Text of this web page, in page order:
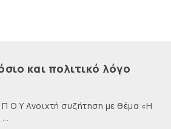
και πολιτικό λόγο
συζήτηση με θέμα «Η